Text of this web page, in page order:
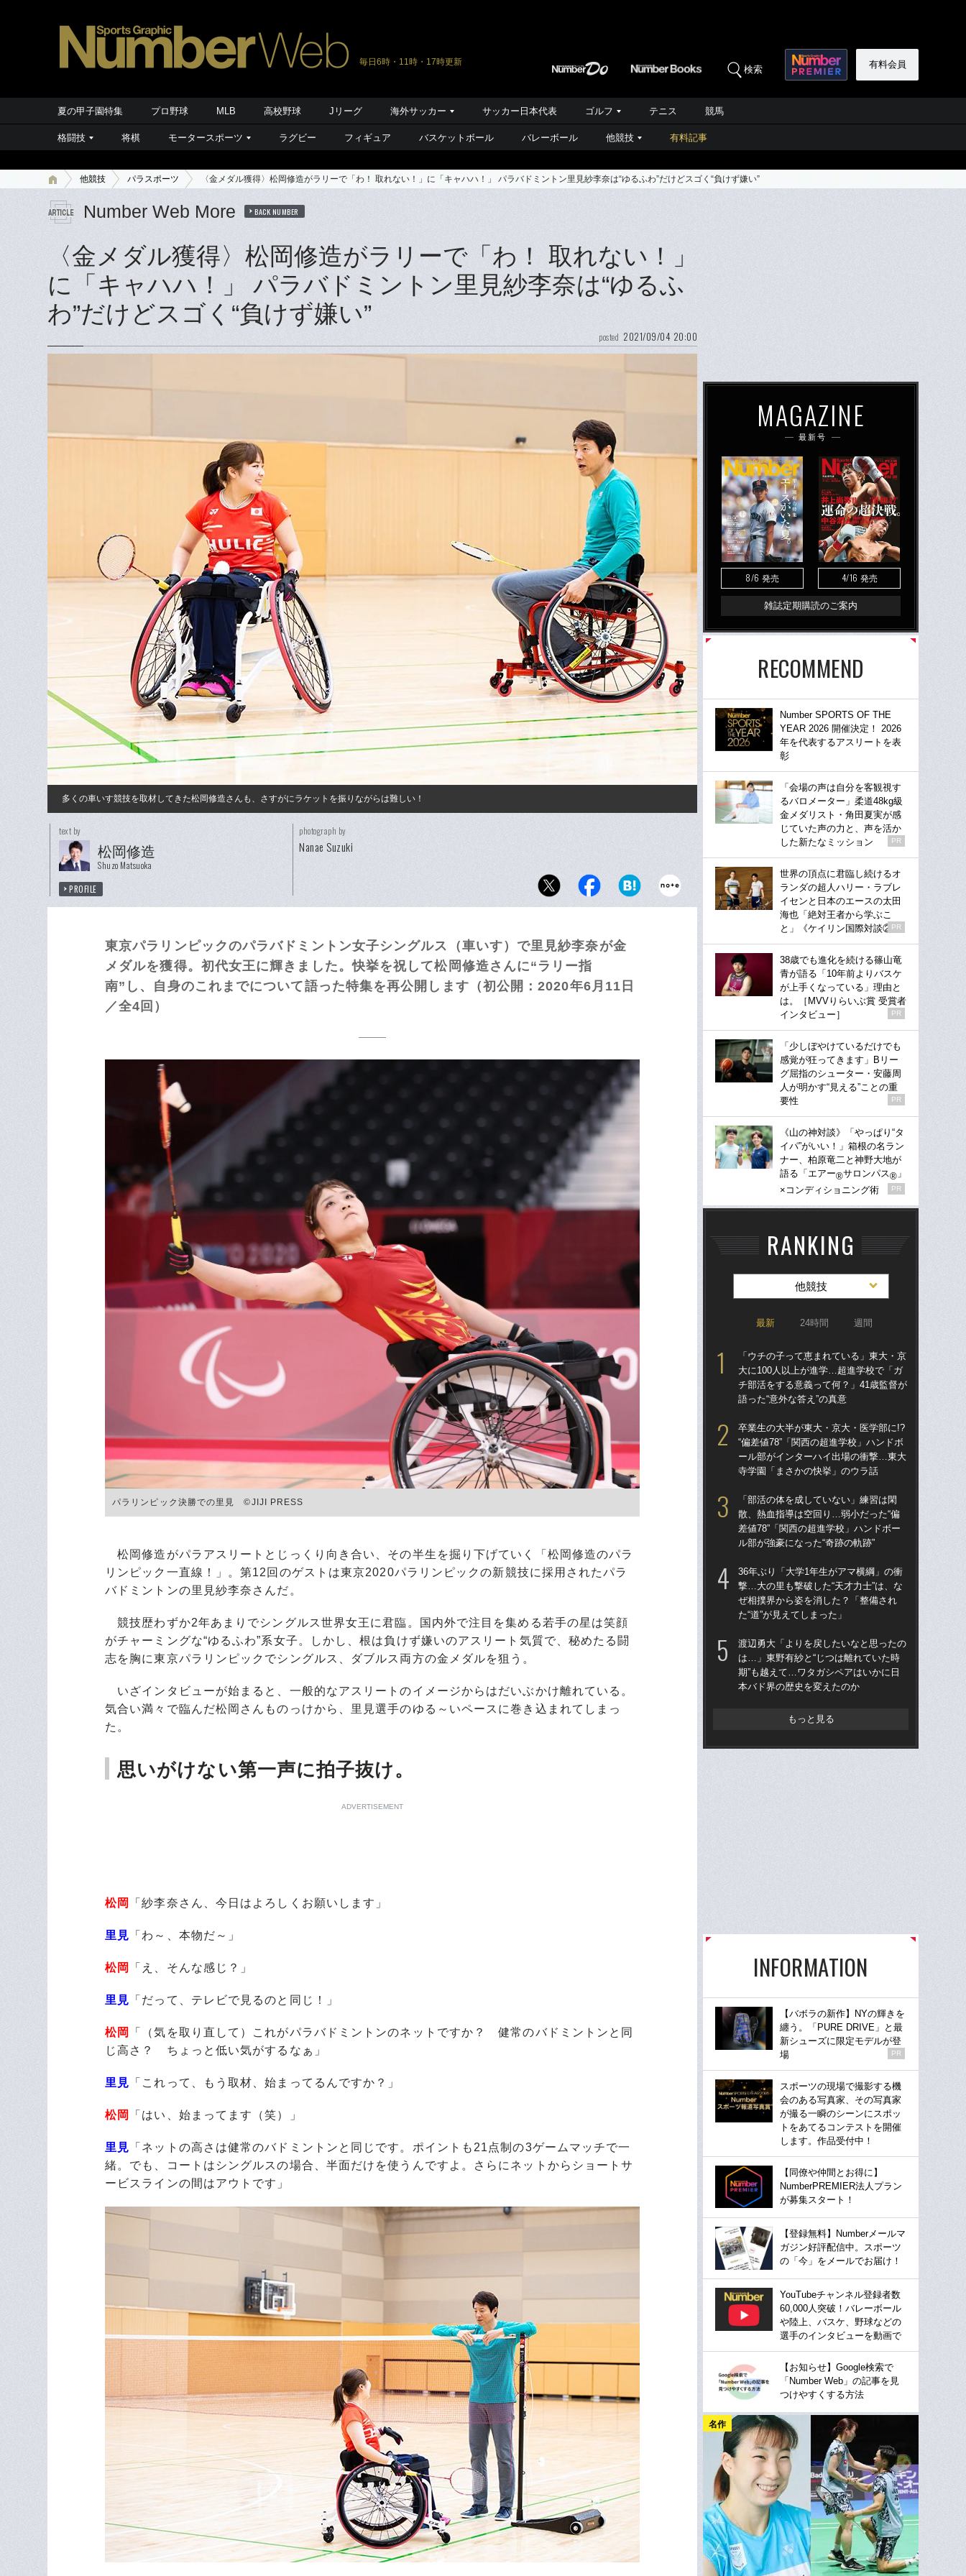
毎日6時・11時・17時更新
検索 有料会員
夏の甲子園特集 プロ野球 MLB 高校野球 Jリーグ 海外サッカー サッカー日本代表 ゴルフ テニス 競馬
格闘技 将棋 モータースポーツ ラグビー フィギュア バスケットボール バレーボール 他競技 有料記事
他競技 パラスポーツ 〈金メダル獲得〉松岡修造がラリーで「わ！ 取れない！」に「キャハハ！」 パラバドミントン里見紗李奈は“ゆるふわ”だけどスゴく“負けず嫌い”
Number Web More BACK NUMBER
〈金メダル獲得〉松岡修造がラリーで「わ！ 取れない！」
に「キャハハ！」 パラバドミントン里見紗李奈は“ゆるふ
わ”だけどスゴく“負けず嫌い”
posted 2021/09/04 20:00
多くの車いす競技を取材してきた松岡修造さんも、さすがにラケットを振りながらは難しい！
text by
松岡修造
Shuzo Matsuoka
PROFILE
photograph by
Nanae Suzuki
東京パラリンピックのパラバドミントン女子シングルス（車いす）で里見紗李奈が金
メダルを獲得。初代女王に輝きました。快挙を祝して松岡修造さんに“ラリー指
南”し、自身のこれまでについて語った特集を再公開します（初公開：2020年6月11日
／全4回）
パラリンピック決勝での里見 ©JIJI PRESS
松岡修造がパラアスリートとじっくり向き合い、その半生を掘り下げていく「松岡修造のパラ
リンピック一直線！」。第12回のゲストは東京2020パラリンピックの新競技に採用されたパラ
バドミントンの里見紗李奈さんだ。
競技歴わずか2年あまりでシングルス世界女王に君臨。国内外で注目を集める若手の星は笑顔
がチャーミングな“ゆるふわ”系女子。しかし、根は負けず嫌いのアスリート気質で、秘めたる闘
志を胸に東京パラリンピックでシングルス、ダブルス両方の金メダルを狙う。
いざインタビューが始まると、一般的なアスリートのイメージからはだいぶかけ離れている。
気合い満々で臨んだ松岡さんものっけから、里見選手のゆる～いペースに巻き込まれてしまっ
た。
思いがけない第一声に拍子抜け。
ADVERTISEMENT
松岡 「紗李奈さん、今日はよろしくお願いします」
里見 「わ～、本物だ～」
松岡 「え、そんな感じ？」
里見 「だって、テレビで見るのと同じ！」
松岡
「（気を取り直して）これがパラバドミントンのネットですか？ 健常のバドミントンと同
じ高さ？ ちょっと低い気がするなぁ」
里見 「これって、もう取材、始まってるんですか？」
松岡 「はい、始まってます（笑）」
里見 「ネットの高さは健常のバドミントンと同じです。ポイントも21点制の3ゲームマッチで一
緒。でも、コートはシングルスの場合、半面だけを使うんですよ。さらにネットからショートサ
ービスラインの間はアウトです」
MAGAZINE
最新号
8/6 発売 4/16 発売
雑誌定期購読のご案内
RECOMMEND
Number SPORTS OF THE
YEAR 2026 開催決定！ 2026
年を代表するアスリートを表
彰
「会場の声は自分を客観視す
るバロメーター」柔道48kg級
金メダリスト・角田夏実が感
じていた声の力と、声を活か
した新たなミッション
PR
世界の頂点に君臨し続けるオ
ランダの超人ハリー・ラブレ
イセンと日本のエースの太田
海也「絶対王者から学ぶこ
と」《ケイリン国際対談②》
PR
38歳でも進化を続ける篠山竜
青が語る「10年前よりバスケ
が上手くなっている」理由と
は。［MVVりらいぶ賞 受賞者
インタビュー］
PR
「少しぼやけているだけでも
感覚が狂ってきます」Bリー
グ屈指のシューター・安藤周
人が明かす“見える”ことの重
要性
PR
《山の神対談》「やっぱり“タ
イパ”がいい！」箱根の名ラン
ナー、柏原竜二と神野大地が
語る「エアー®サロンパス® 」
×コンディショニング術
PR
RANKING
他競技
最新 24時間 週間
「ウチの子って恵まれている」東大・京
大に100人以上が進学…超進学校で「ガ
チ部活をする意義って何？」41歳監督が
語った“意外な答え”の真意
卒業生の大半が東大・京大・医学部に!?
“偏差値78”「関西の超進学校」ハンドボ
ール部がインターハイ出場の衝撃…東大
寺学園「まさかの快挙」のウラ話
「部活の体を成していない」練習は閑
散、熱血指導は空回り…弱小だった“偏
差値78”「関西の超進学校」ハンドボー
ル部が強豪になった“奇跡の軌跡”
36年ぶり「大学1年生がアマ横綱」の衝
撃…大の里も撃破した“天才力士”は、な
ぜ相撲界から姿を消した？「整備され
た“道”が見えてしまった」
渡辺勇大「よりを戻したいなと思ったの
は…」東野有紗と“じつは離れていた時
期”も越えて…ワタガシペアはいかに日
本バド界の歴史を変えたのか
もっと見る
INFORMATION
【バボラの新作】NYの輝きを
纏う。「PURE DRIVE」と最
新シューズに限定モデルが登
場
PR
スポーツの現場で撮影する機
会のある写真家、その写真家
が撮る一瞬のシーンにスポッ
トをあてるコンテストを開催
します。作品受付中！
【同僚や仲間とお得に】
NumberPREMIER法人プラン
が募集スタート！
【登録無料】Numberメールマ
ガジン好評配信中。スポーツ
の「今」をメールでお届け！
YouTubeチャンネル登録者数
60,000人突破！バレーボール
や陸上、バスケ、野球などの
選手のインタビューを動画で
【お知らせ】Google検索で
「Number Web」の記事を見
つけやすくする方法
名作